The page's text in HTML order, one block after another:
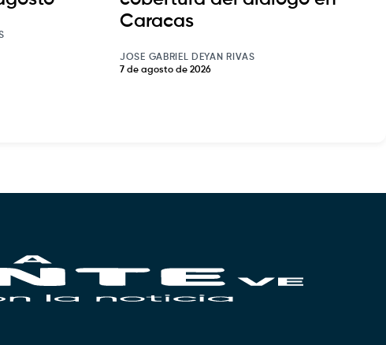
Caracas
JOSE GABRIEL DEYAN RIVAS
7 de agosto de 2026